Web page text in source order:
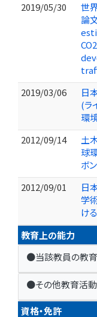
2019/05/30
世
論
2019/03/06
日
(ラ
環
2012/09/14
土
球
ボ
2012/09/01
日
学
け
教育上の能力
●当該教員の教
●その他教育活
資格・免許